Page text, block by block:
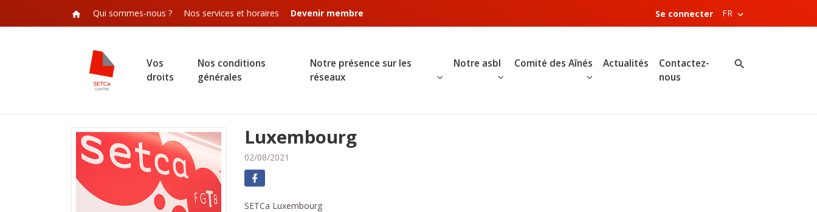
Qui sommes-nous ? Nos services et horaires Devenir membre Se connecter FR
Vos
droits
Nos conditions
générales
Notre présence sur les
réseaux
Notre asbl Comité des Aînés Actualités
Contactez-
nous
Luxembourg
02/08/2021
SETCa Luxembourg